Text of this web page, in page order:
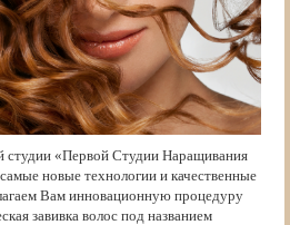
«Первой Студии Наращивания
новые технологии и качественные
Вам инновационную процедуру
завивка волос под названием